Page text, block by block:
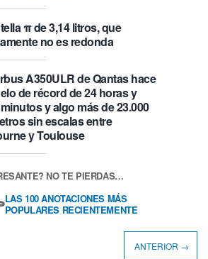
π de 3,14 litros, que
no es redonda
A350ULR de Qantas hace
de récord de 24 horas y
y algo más de 23.000
sin escalas entre
y Toulouse
NO TE PIERDAS…
LAS 100 ANOTACIONES MÁS
POPULARES RECIENTEMENTE
ANTERIOR →